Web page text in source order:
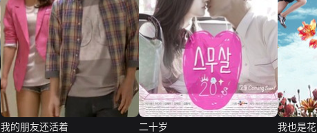
我的朋友还活着
二十岁
我也是花